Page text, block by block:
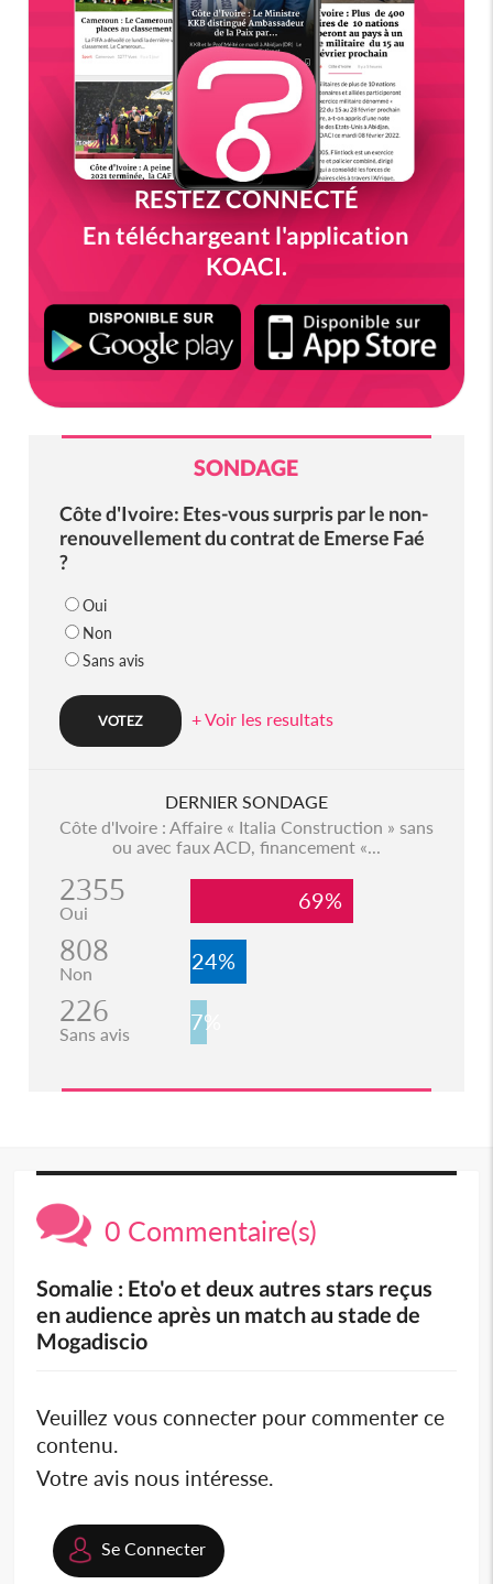
RESTEZ CONNECTÉ
En téléchargeant l'application
KOACI.
SONDAGE
Côte d'Ivoire: Etes-vous surpris par le non-
renouvellement du contrat de Emerse Faé
?
Oui
Non
Sans avis
+ Voir les resultats
DERNIER SONDAGE
Côte d'Ivoire : Affaire « Italia Construction » sans
ou avec faux ACD, financement «...
2355
Oui 69%
808
Non 24%
226
Sans avis 7%
0 Commentaire(s)
Somalie : Eto'o et deux autres stars reçus
en audience après un match au stade de
Mogadiscio
Veuillez vous connecter pour commenter ce
contenu.
Votre avis nous intéresse.
Se Connecter